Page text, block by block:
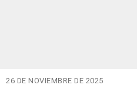
26 DE NOVIEMBRE DE 2025